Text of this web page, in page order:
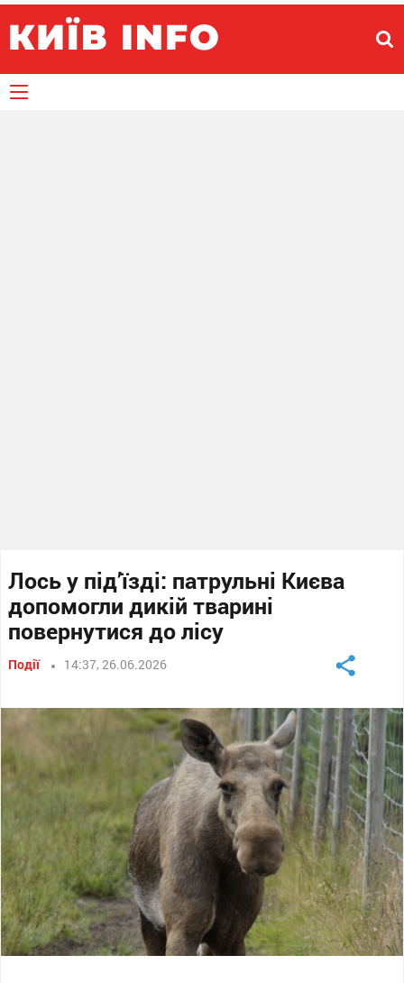
Лось у під’їзді: патрульні Києва
допомогли дикій тварині
повернутися до лісу
Події 14:37, 26.06.2026